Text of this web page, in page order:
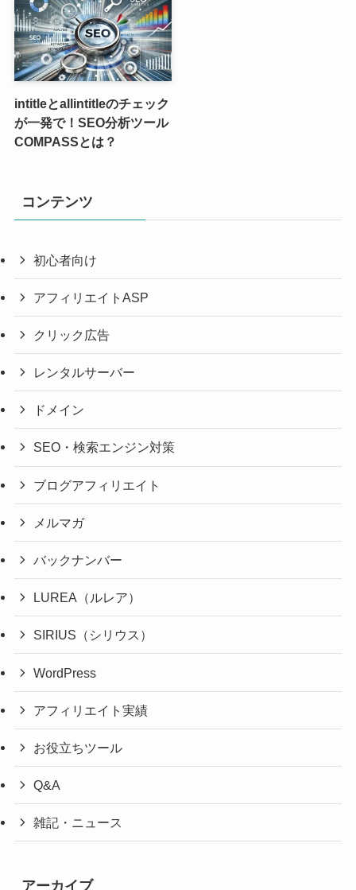
intitleとallintitleのチェック
が一発で！SEO分析ツール
COMPASSとは？
コンテンツ
初心者向け
アフィリエイトASP
クリック広告
レンタルサーバー
ドメイン
SEO・検索エンジン対策
ブログアフィリエイト
メルマガ
バックナンバー
LUREA（ルレア）
SIRIUS（シリウス）
WordPress
アフィリエイト実績
お役立ちツール
Q&A
雑記・ニュース
アーカイブ